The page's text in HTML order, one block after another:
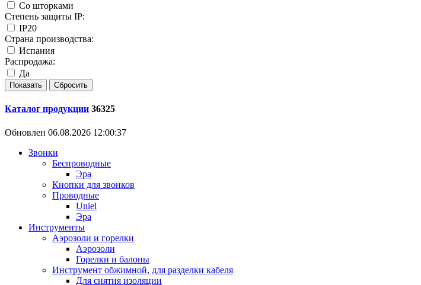
Со шторками
Степень защиты IP:
IP20
Страна производства:
Испания
Распродажа:
Да
Каталог продукции 36325
Обновлен 06.08.2026 12:00:37
Звонки
Беспроводные
Эра
Кнопки для звонков
Проводные
Uniel
Эра
Инструменты
Аэрозоли и горелки
Аэрозоли
Горелки и балоны
Инструмент обжимной, для разделки кабеля
Для снятия изоляции